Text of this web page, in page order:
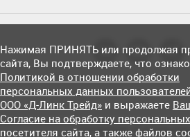
Соглашение об
Нажимая ПРИНЯТЬ или продолжая
сайта, Вы подтверждаете, что
Политикой в отношении обработки
персональных данных
ООО «Д-Линк Трейд» и выражаете
Согласие на обработку
посетителя сайта, а также файлов